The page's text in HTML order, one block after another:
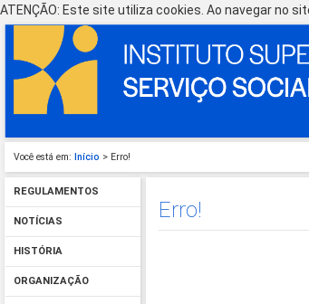
ATENÇÃO: Este site utiliza cookies. Ao navegar no
Você está em: Início > Erro!
REGULAMENTOS
NOTÍCIAS
HISTÓRIA
ORGANIZAÇÃO
Erro!